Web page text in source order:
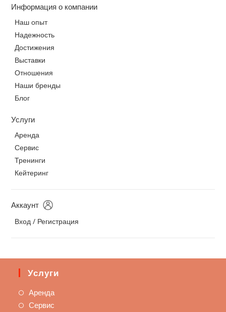
Информация о компании
Наш опыт
Надежность
Достижения
Выставки
Отношения
Наши бренды
Блог
Услуги
Аренда
Сервис
Тренинги
Кейтеринг
Аккаунт
Вход / Регистрация
Услуги
Аренда
Сервис